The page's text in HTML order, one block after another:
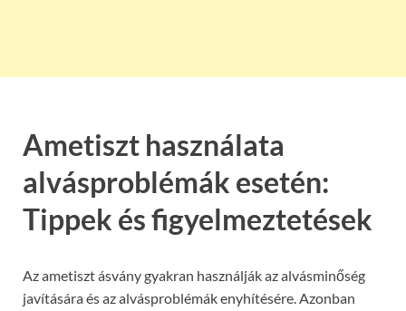
Ametiszt használata
alvásproblémák esetén:
Tippek és figyelmeztetések
Az ametiszt ásvány gyakran használják az alvásminőség
javítására és az alvásproblémák enyhítésére. Azonban